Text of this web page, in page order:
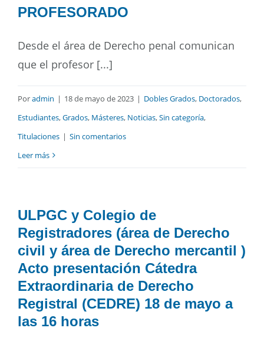
PROFESORADO
Desde el área de Derecho penal comunican
que el profesor [...]
Poradmin | 18 de mayo de 2023 | Dobles Grados, Doctorados,
Estudiantes,Grados, Másteres, Noticias,Sin categoría,
Titulaciones | Sin comentarios
Leer más
ULPGC y Colegio de
Registradores (área de Derecho
civil y área de Derecho mercantil )
Acto presentación Cátedra
Extraordinaria de Derecho
Registral (CEDRE) 18 de mayo a
las 16 horas